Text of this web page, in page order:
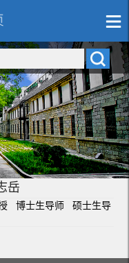
岳
博士生导师 硕士生导